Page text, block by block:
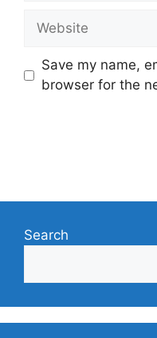
Website
Save my name,
browser for the
Search